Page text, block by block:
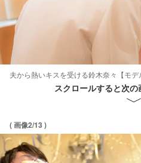
夫から熱いキスを受ける鈴木奈々【モデ
スクロールすると次
( 画像2/13 )